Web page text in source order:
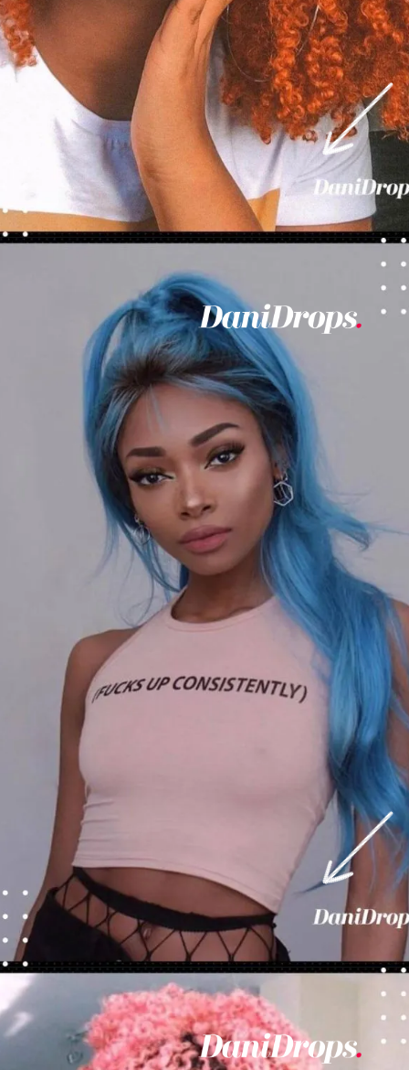
https://danidrops.com.br/fr/couleurs-de-cheveux-pour-les-femmes-noires-2023/
Ouverture https://danidrops.com.br/fr/couleurs-de-cheveux-pour-les-femmes-noires-2023/